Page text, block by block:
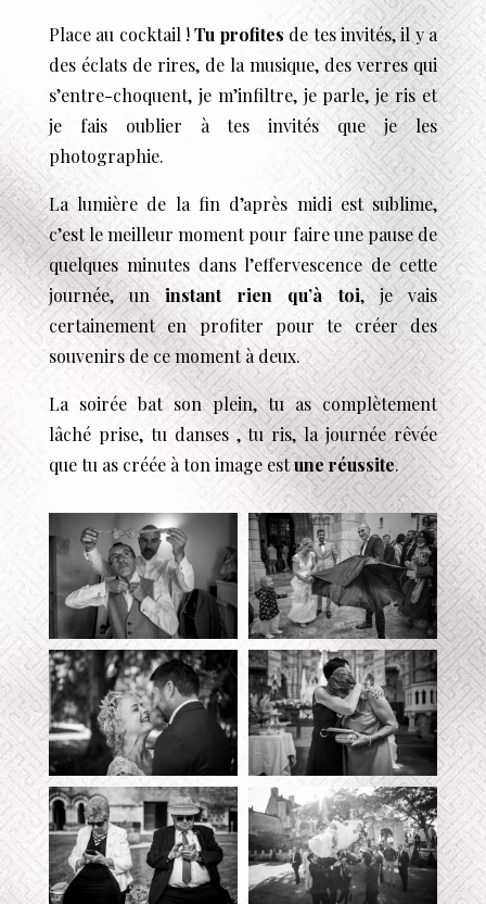
Place au cocktail !Tu profites de tes invités, il y a
des éclats de rires, de la musique, des verres qui
s’entre-choquent, je m’infiltre, je parle, je ris et
je fais oublier à tes invités que je les
photographie.
La lumière de la fin d’après midi est sublime,
c’est le meilleur moment pour faire une pause de
quelques minutes dans l’effervescence de cette
journée, uninstant rien qu’à toi, je vais
certainement en profiter pour te créer des
souvenirs de ce moment à deux.
La soirée bat son plein, tu as complètement
lâché prise, tu danses , tu ris, la journée rêvée
que tu as créée à ton image estune réussite.